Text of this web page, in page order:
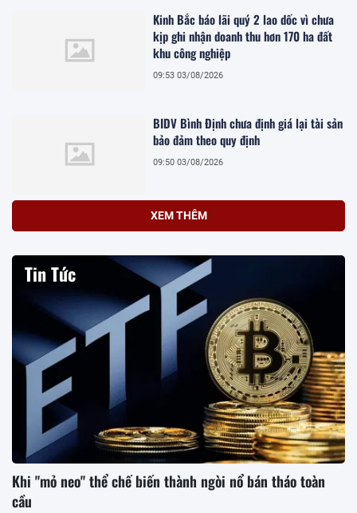
Kinh Bắc báo lãi quý 2 lao dốc vì chưa
kịp ghi nhận doanh thu hơn 170 ha đất
khu công nghiệp
09:53 03/08/2026
BIDV Bình Định chưa định giá lại tài sản
bảo đảm theo quy định
09:50 03/08/2026
XEM THÊM
Tin Tức
Khi "mỏ neo" thể chế biến thành ngòi nổ bán tháo toàn
cầu